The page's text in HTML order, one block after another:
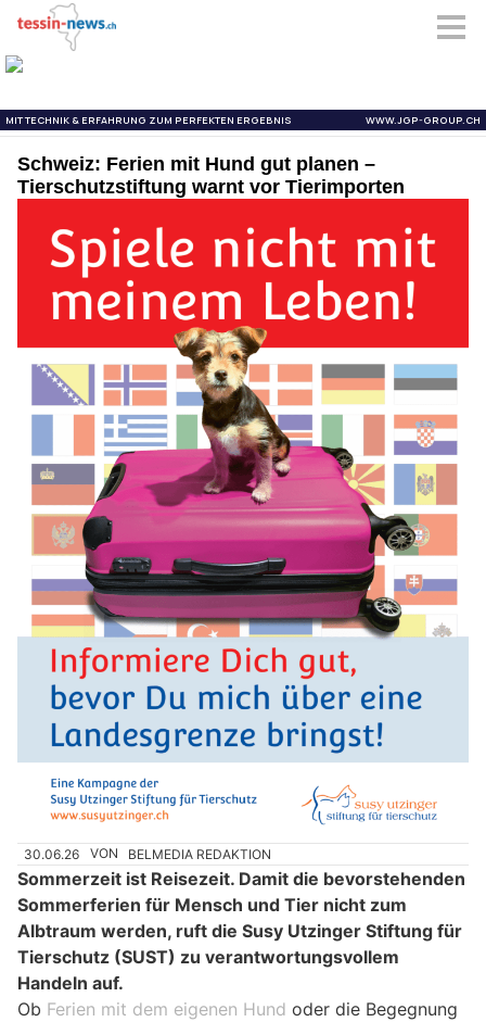
Schweiz: Ferien mit Hund gut planen –
Tierschutzstiftung warnt vor Tierimporten
30.06.26 VON BELMEDIA REDAKTION
Sommerzeit ist Reisezeit. Damit die bevorstehenden
Sommerferien für Mensch und Tier nicht zum
Albtraum werden, ruft die Susy Utzinger Stiftung für
Tierschutz (SUST) zu verantwortungsvollem
Handeln auf.
Ob Ferien mit dem eigenen Hund oder die Begegnung